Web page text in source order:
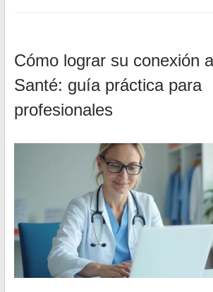
Cómo lograr su conexión
Santé: guía práctica para
profesionales